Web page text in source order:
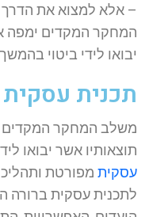
– אלא למצוא את
המחקר המקדים ימפה
יבואו לידי ביטוי
תכנית עסקית
משלב המחקר המקדים
תוצאותיו אשר יבואו
עסקית מפורטת
לתכנית עסקית